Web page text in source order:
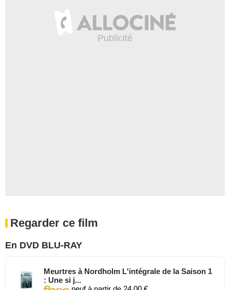
Regarder ce film
En DVD BLU-RAY
Meurtres à Nordholm L'intégrale de la Saison 1
: Une si j...